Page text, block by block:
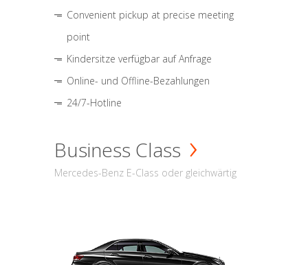
Convenient pickup at precise meeting
point
Kindersitze verfügbar auf Anfrage
Online- und Offline-Bezahlungen
24/7-Hotline
Business Class
Mercedes-Benz E-Class oder gleichwärtig